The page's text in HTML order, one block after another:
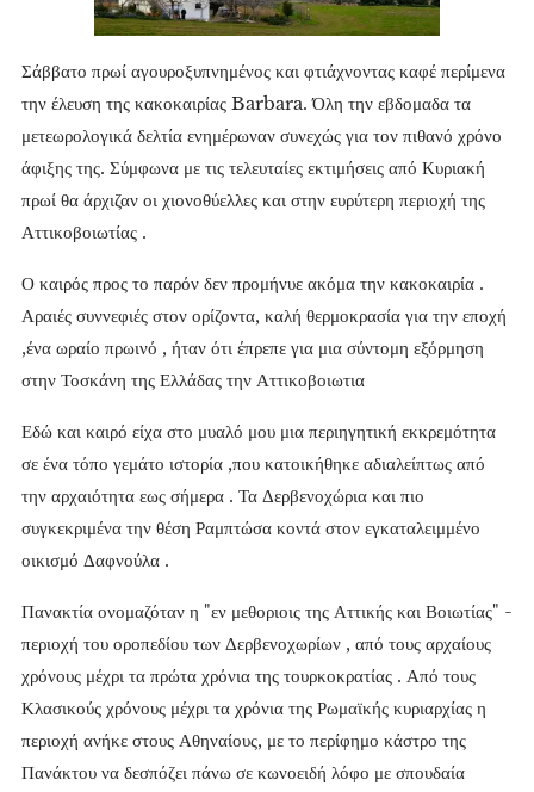
Σάββατο πρωί αγουροξυπνημένος και φτιάχνοντας καφέ περίμενα
την έλευση της κακοκαιρίας Barbara. Όλη την εβδομαδα τα
μετεωρολογικά δελτία ενημέρωναν συνεχώς για τον πιθανό χρόνο
άφιξης της. Σύμφωνα με τις τελευταίες εκτιμήσεις από Κυριακή
πρωί θα άρχιζαν οι χιονοθύελλες και στην ευρύτερη περιοχή της
Αττικοβοιωτίας .
Ο καιρός προς το παρόν δεν προμήνυε ακόμα την κακοκαιρία .
Αραιές συννεφιές στον ορίζοντα, καλή θερμοκρασία για την εποχή
,ένα ωραίο πρωινό , ήταν ότι έπρεπε για μια σύντομη εξόρμηση
στην Τοσκάνη της Ελλάδας την Αττικοβοιωτια
Εδώ και καιρό είχα στο μυαλό μου μια περιηγητική εκκρεμότητα
σε ένα τόπο γεμάτο ιστορία ,που κατοικήθηκε αδιαλείπτως από
την αρχαιότητα εως σήμερα . Τα Δερβενοχώρια και πιο
συγκεκριμένα την θέση Ραμπτώσα κοντά στον εγκαταλειμμένο
οικισμό Δαφνούλα .
Πανακτία ονομαζόταν η "εν μεθοριοις της Αττικής και Βοιωτίας" -
περιοχή του οροπεδίου των Δερβενοχωρίων , από τους αρχαίους
χρόνους μέχρι τα πρώτα χρόνια της τουρκοκρατίας . Από τους
Κλασικούς χρόνους μέχρι τα χρόνια της Ρωμαϊκής κυριαρχίας η
περιοχή ανήκε στους Αθηναίους, με το περίφημο κάστρο της
Πανάκτου να δεσπόζει πάνω σε κωνοειδή λόφο με σπουδαία